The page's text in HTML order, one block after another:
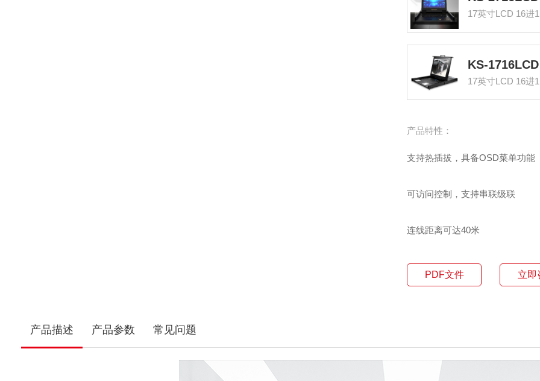
17英寸LCD 16进
17英寸LCD 16进
产品特性：
支持热插拔，具备OSD菜单功能
可访问控制，支持串联级联
连线距离可达40米
PDF文件 立即
产品描述 产品参数 常见问题